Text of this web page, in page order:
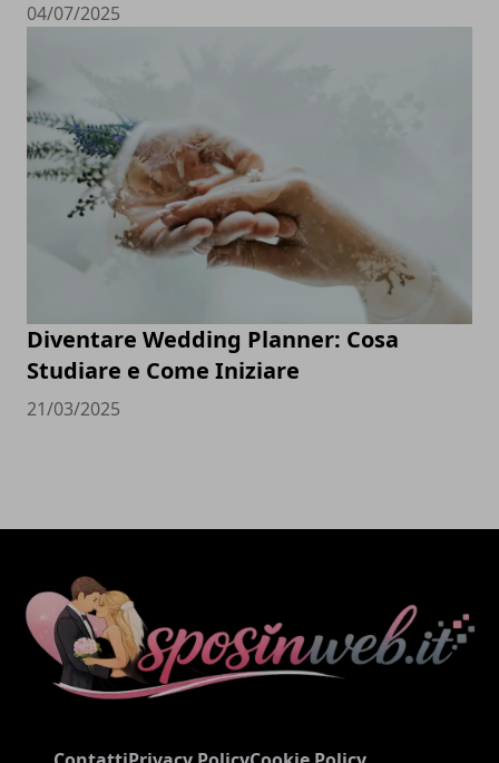
04/07/2025
Diventare Wedding Planner: Cosa
Studiare e Come Iniziare
21/03/2025